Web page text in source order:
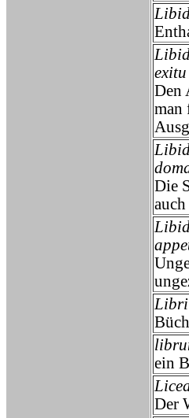
Den
man
Die
Libri
ein
Der